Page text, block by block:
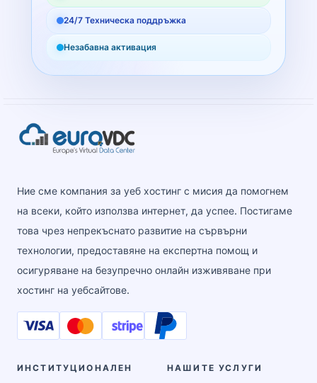
24/7 Техническа поддръжка
Незабавна активация
Ние сме компания за уеб хостинг с мисия да помогнем
на всеки, който използва интернет, да успее. Постигаме
това чрез непрекъснато развитие на сървърни
технологии, предоставяне на експертна помощ и
осигуряване на безупречно онлайн изживяване при
хостинг на уебсайтове.
ИНСТИТУЦИОНАЛЕН НАШИТЕ УСЛУГИ